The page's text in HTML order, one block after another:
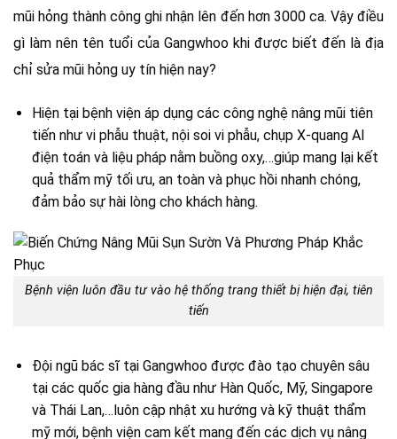
mũi hỏng thành công ghi nhận lên đến hơn 3000 ca. Vậy điều
gì làm nên tên tuổi của Gangwhoo khi được biết đến là địa
chỉ sửa mũi hỏng uy tín hiện nay?
Hiện tại bệnh viện áp dụng các công nghệ nâng mũi tiên
tiến như vi phẫu thuật, nội soi vi phẫu, chụp X-quang AI
điện toán và liệu pháp nằm buồng oxy,…giúp mang lại kết
quả thẩm mỹ tối ưu, an toàn và phục hồi nhanh chóng,
đảm bảo sự hài lòng cho khách hàng.
Bệnh viện luôn đầu tư vào hệ thống trang thiết bị hiện đại, tiên
tiến
Đội ngũ bác sĩ tại Gangwhoo được đào tạo chuyên sâu
tại các quốc gia hàng đầu như Hàn Quốc, Mỹ, Singapore
và Thái Lan,…luôn cập nhật xu hướng và kỹ thuật thẩm
mỹ mới, bệnh viện cam kết mang đến các dịch vụ nâng